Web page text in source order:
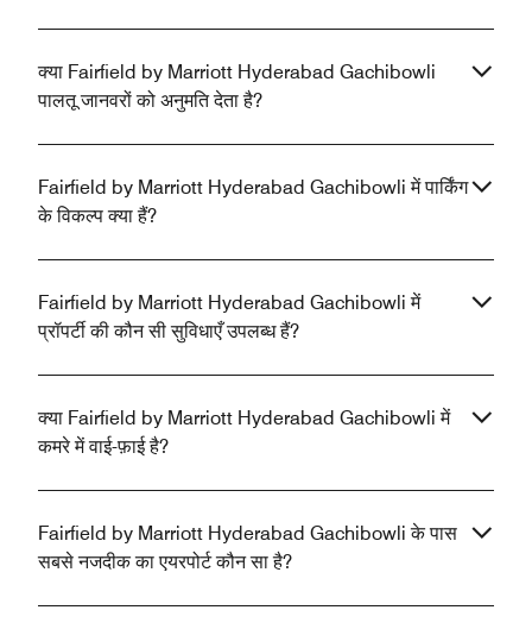
क्या Fairfield by Marriott Hyderabad Gachibowli
पालतू जानवरों को अनुमति देता है?
Fairfield by Marriott Hyderabad Gachibowli में पार्किंग
के विकल्प क्या हैं?
Fairfield by Marriott Hyderabad Gachibowli में
प्रॉपर्टी की कौन सी सुविधाएँ उपलब्ध हैं?
क्या Fairfield by Marriott Hyderabad Gachibowli में
कमरे में वाई-फ़ाई है?
Fairfield by Marriott Hyderabad Gachibowli के पास
सबसे नजदीक का एयरपोर्ट कौन सा है?